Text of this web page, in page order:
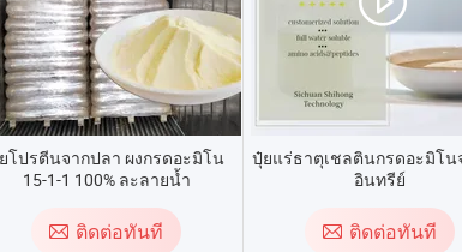
โปรตีนจากปลา ผงกรดอะมิโน
15-1-1 100% ละลายน้ำ
ติดต่อทันที
ปุ๋ยแร่ธาตุเชลตินกรดอะมิโน
อินทรีย์
ติดต่อทันที